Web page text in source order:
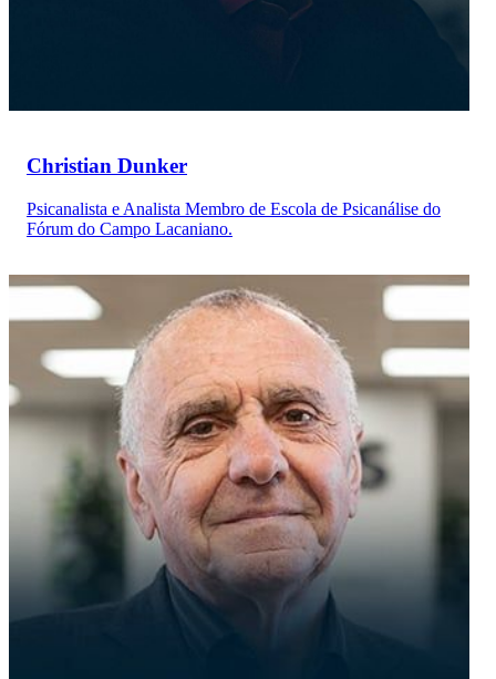
Christian Dunker
Psicanalista e Analista Membro de Escola de Psicanálise do
Fórum do Campo Lacaniano.